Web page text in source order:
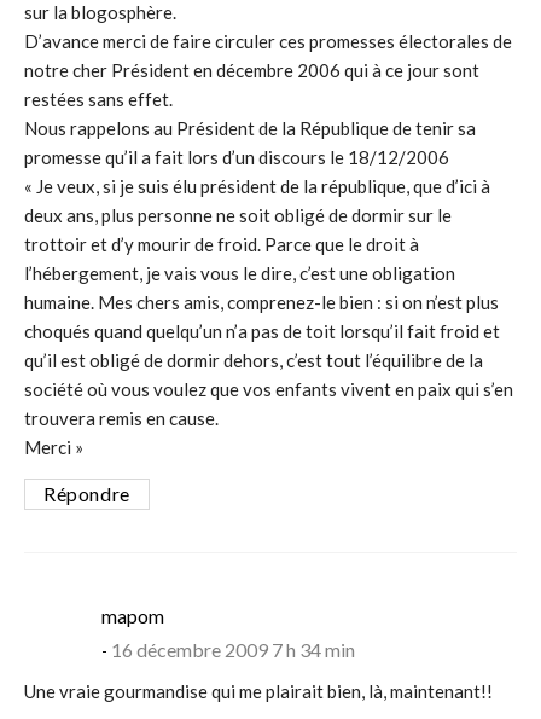
sur la blogosphère.
D’avance merci de faire circuler ces promesses électorales de
notre cher Président en décembre 2006 qui à ce jour sont
restées sans effet.
Nous rappelons au Président de la République de tenir sa
promesse qu’il a fait lors d’un discours le 18/12/2006
« Je veux, si je suis élu président de la république, que d’ici à
deux ans, plus personne ne soit obligé de dormir sur le
trottoir et d’y mourir de froid. Parce que le droit à
l’hébergement, je vais vous le dire, c’est une obligation
humaine. Mes chers amis, comprenez-le bien : si on n’est plus
choqués quand quelqu’un n’a pas de toit lorsqu’il fait froid et
qu’il est obligé de dormir dehors, c’est tout l’équilibre de la
société où vous voulez que vos enfants vivent en paix qui s’en
trouvera remis en cause.
Merci »
Répondre
mapomsays:
16 décembre 2009 7 h 34 min
Une vraie gourmandise qui me plairait bien, là, maintenant!!